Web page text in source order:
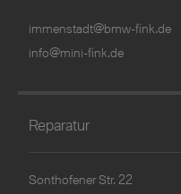
immenstadt@bmw-fink.de
info@mini-fink.de
Reparatur
Sonthofener Str. 22